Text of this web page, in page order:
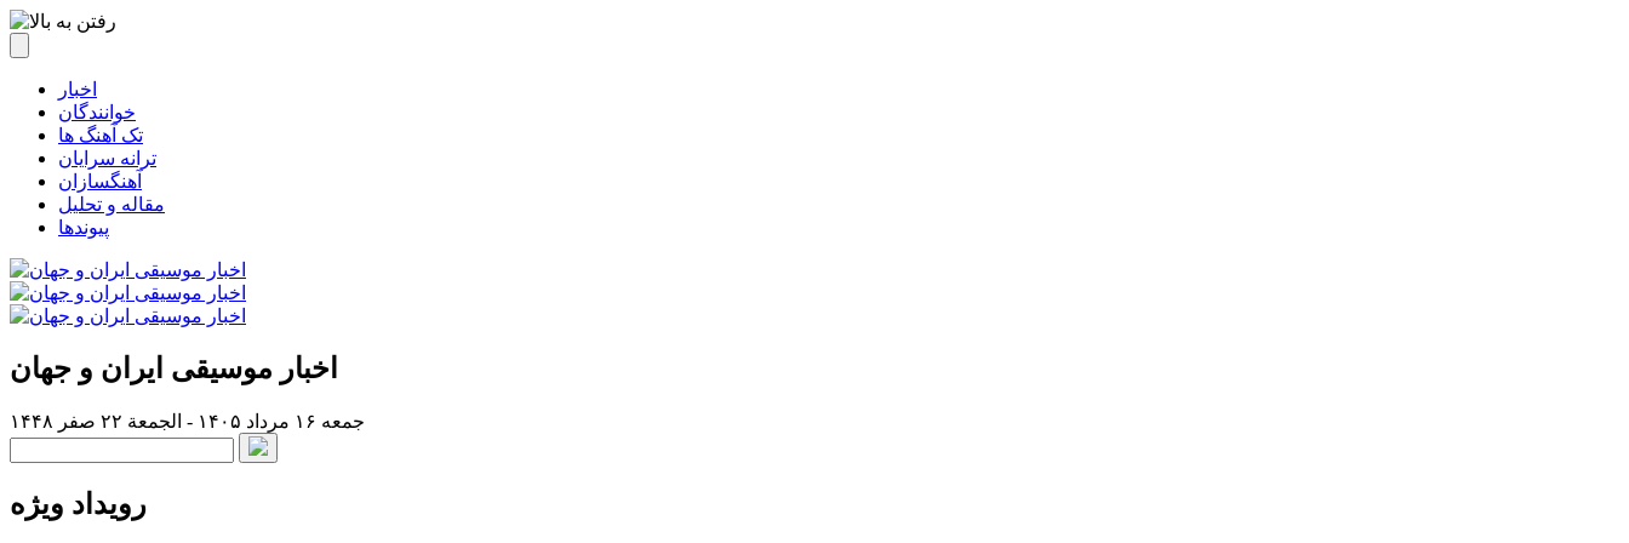
اخبار
خوانندگان
تک آهنگ ها
ترانه سرایان
آهنگسازان
مقاله و تحلیل
پیوندها
اخبار موسیقی ایران و جهان
جمعه ۱۶ مرداد ۱۴۰۵ - الجمعة ۲۲ صفر ۱۴۴۸
رویداد ویژه